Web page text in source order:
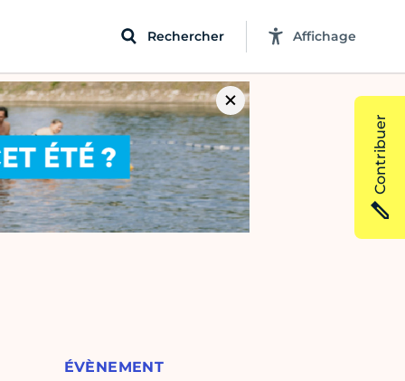
Rechercher Affichage
ÉVÈNEMENT
Contribuer